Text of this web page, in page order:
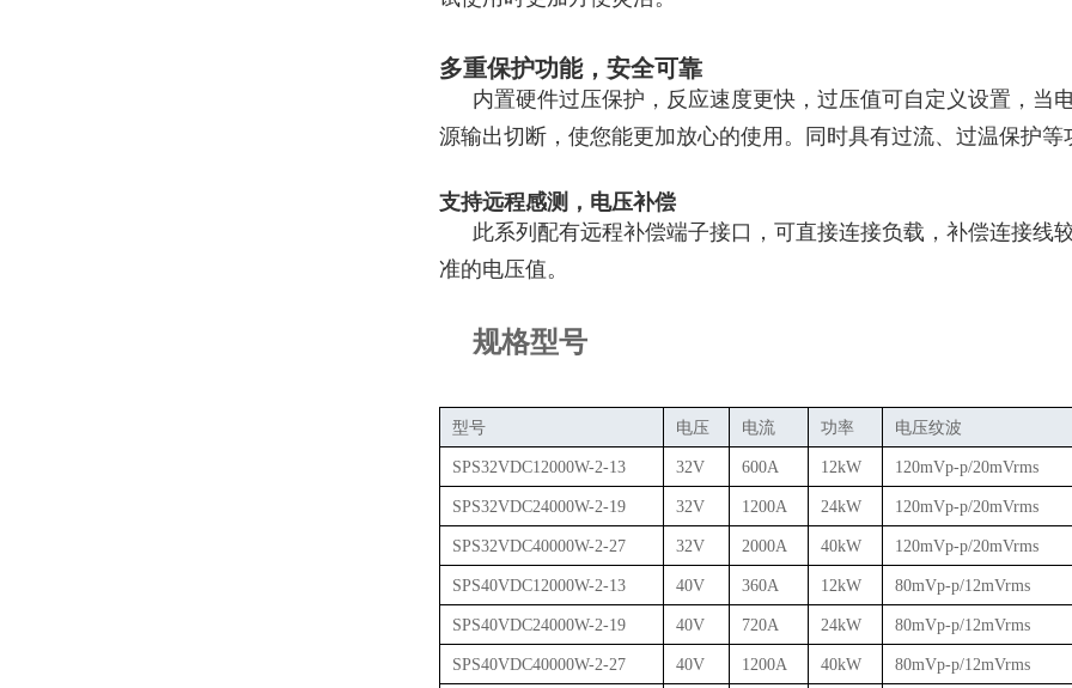
多重保护功能，安全可靠
内置硬件过压保护，反应速度更快，过压值可自定义设置，当
源输出切断，使您能更加放心的使用。
同时具有过流、过温保护
支持远程感测，电压补偿
此系列配有远程补偿端子接口，可直接连接负载，补偿连接线
准的电压值。
规格型号
型号 电压 电流 功率 电压纹波
SPS32VDC12000W-2-13 32V 600A 12kW 120mVp-p/20mVrms
SPS32VDC24000W-2-19 32V 1200A 24kW 120mVp-p/20mVrms
SPS32VDC40000W-2-27 32V 2000A 40kW 120mVp-p/20mVrms
SPS40VDC12000W-2-13 40V 360A 12kW 80mVp-p/12mVrms
SPS40VDC24000W-2-19 40V 720A 24kW 80mVp-p/12mVrms
SPS40VDC40000W-2-27 40V 1200A 40kW 80mVp-p/12mVrms